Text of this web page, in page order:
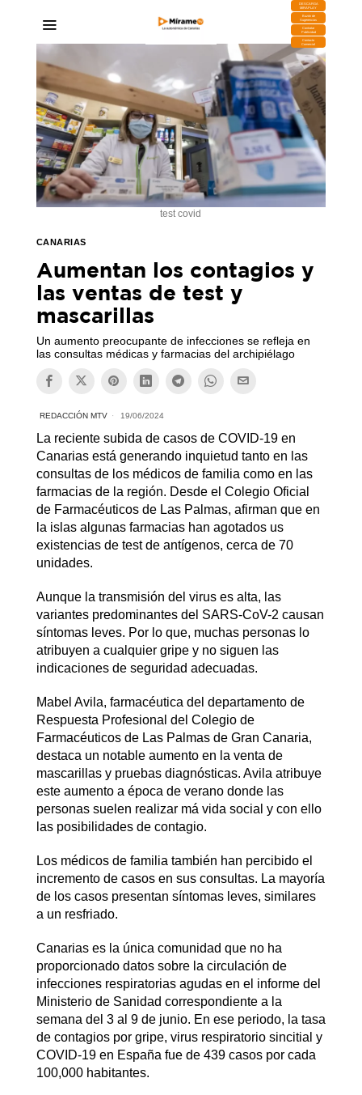
DESCARGA
MIRAPLAY
Buzón de
Sugerencias
Contratar
Publicidad
Contacto
Comercial
test covid
CANARIAS
Aumentan los contagios y
las ventas de test y
mascarillas
Un aumento preocupante de infecciones se refleja en
las consultas médicas y farmacias del archipiélago
REDACCIÓN MTV 19/06/2024
La reciente subida de casos de COVID-19 en
Canarias está generando inquietud tanto en las
consultas de los médicos de familia como en las
farmacias de la región. Desde el Colegio Oficial
de Farmacéuticos de Las Palmas, afirman que en
la islas algunas farmacias han agotados us
existencias de test de antígenos, cerca de 70
unidades.
Aunque la transmisión del virus es alta, las
variantes predominantes del SARS-CoV-2 causan
síntomas leves. Por lo que, muchas personas lo
atribuyen a cualquier gripe y no siguen las
indicaciones de seguridad adecuadas.
Mabel Avila, farmacéutica del departamento de
Respuesta Profesional del Colegio de
Farmacéuticos de Las Palmas de Gran Canaria,
destaca un notable aumento en la venta de
mascarillas y pruebas diagnósticas. Avila atribuye
este aumento a época de verano donde las
personas suelen realizar má vida social y con ello
las posibilidades de contagio.
Los médicos de familia también han percibido el
incremento de casos en sus consultas. La mayoría
de los casos presentan síntomas leves, similares
a un resfriado.
Canarias es la única comunidad que no ha
proporcionado datos sobre la circulación de
infecciones respiratorias agudas en el informe del
Ministerio de Sanidad correspondiente a la
semana del 3 al 9 de junio. En ese periodo, la tasa
de contagios por gripe, virus respiratorio sincitial y
COVID-19 en España fue de 439 casos por cada
100,000 habitantes.